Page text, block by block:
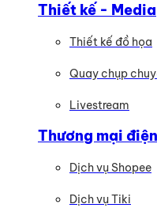
Thiết kế - Media
Thiết kế đồ họa
Quay chụp
Livestream
Thương mại
Dịch vụ Shopee
Dịch vụ Tiki